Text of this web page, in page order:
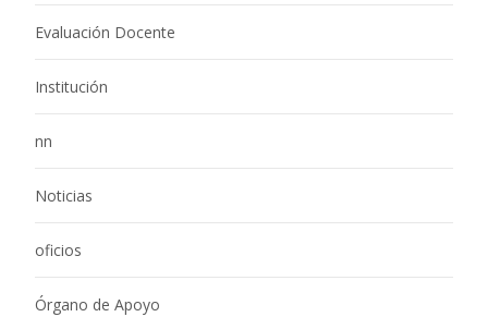
Evaluación Docente
Institución
nn
Noticias
oficios
Órgano de Apoyo